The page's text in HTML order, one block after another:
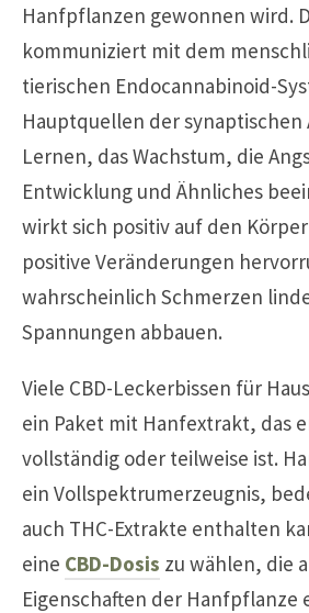
Hanfpflanzen gewonnen wird.
kommuniziert mit dem
tierischen Endocannabinoid-
Hauptquellen der
Lernen, das Wachstum, die
Entwicklung und Ähnliches
wirkt sich positiv auf den
positive Veränderungen
wahrscheinlich Schmerzen
Spannungen abbauen.
Viele CBD-Leckerbissen für
ein Paket mit Hanfextrakt, das
vollständig oder teilweise ist.
ein Vollspektrumerzeugnis,
auch THC-Extrakte enthalten
eine CBD-Dosis zu wählen, die
Eigenschaften der